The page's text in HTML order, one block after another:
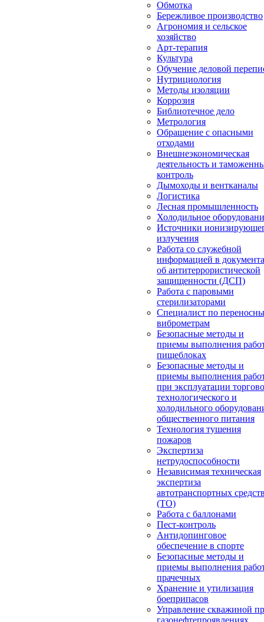
Обмотка
Бережливое производство
Агрономия и сельское
хозяйство
Арт-терапия
Культура
Обучение деловой
Нутрициология
Методы изоляции
Коррозия
Библиотечное дело
Метрология
Обращение с опасными
отходами
Внешнеэкономическая
деятельность и
контроль
Дымоходы и вентканалы
Логистика
Лесная промышленность
Холодильное
Источники
излучения
Работа со служебной
информацией в
об антитеррористической
защищенности (ДСП)
Работа с паровыми
стерилизаторами
Специалист по
виброметрам
Безопасные методы и
приемы выполнения
пищеблоках
Безопасные методы и
приемы выполнения
при эксплуатации
технологического и
холодильного
общественного питания
Технология тушения
пожаров
Экспертиза
нетрудоспособности
Независимая техническая
экспертиза
автотранспортных
(ТО)
Работа с баллонами
Пест-контроль
Антидопинговое
обеспечение в спорте
Безопасные методы и
приемы выполнения
прачечных
Хранение и утилизация
боеприпасов
Управление скважиной
газонефтепроявлениях